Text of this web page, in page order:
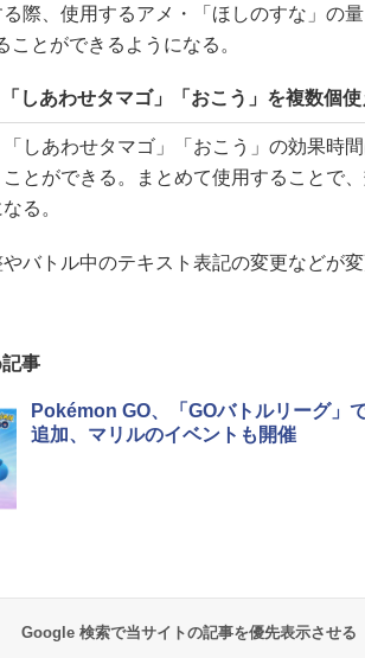
際、使用するアメ・「ほしのすな」の
とができるようになる。
「しあわせタマゴ」「おこう」を複数個使
しあわせタマゴ」「おこう」の効果時
とができる。まとめて使用することで
る。
バトル中のテキスト表記の変更などが変
事
Pokémon GO、「GOバトルリーグ」
追加、マリルのイベントも開催
Google 検索で当サイトの記事を優先表示させる